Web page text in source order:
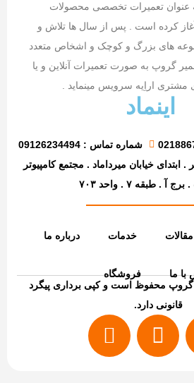
عنوان تعمیرات تخصصی محصولات
کرده است . پس از سال ها تلاش و
های بزرگ و کوچک و اشخاص متعدد
گروپ به صورت تعمیرات آنلاین و یا
اراِیه سرویس مینماید .
اینماد
شماره تماس : 09126234494
ابتدای خیابان میرداماد . مجتمع کامپیوتر
آ . طبقه ۷ . واحد ۷۰۳
مقالات خدمات درباره ما
با ما
فروشگاه
گروپ محفوظ است و کپی برداری پیگرد
قانونی دارد.